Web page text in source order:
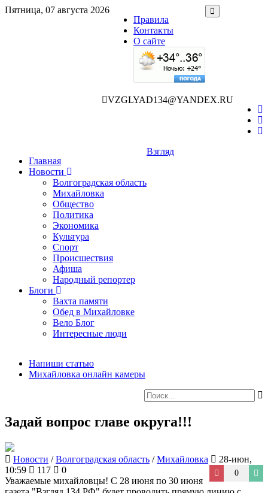
Пятница, 07 августа 2026
Правила
Контакты
О сайте
VZGLYAD134@YANDEX.RU
Главная
Новости
Волгоградская область
Михайловка
Общество
Политика
Экономика
Культура
Спорт
Происшествия
Афиша
Народный репортер
Блоги
Вахта памяти
Обед в Михайловке
Вело Блог
Интересные люди
Взгляд
Напиши статью
Михайловка онлайн камеры
Задай вопрос главе округа!!!
Новости /Волгоградская область /Михайловка
28-июн,
10:59
117 0 0
Уважаемые михайловцы! С 28 июня по 30 июня